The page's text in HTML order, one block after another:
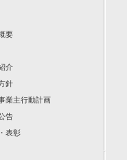
要
介
針
業主行動計画
告
表彰